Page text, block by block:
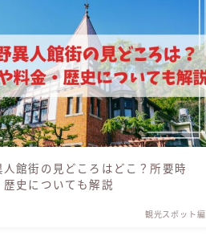
人館街の見どころはどこ？所要時
歴史についても解説
観光スポット編